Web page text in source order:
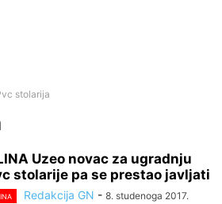
stolarija
Uzeo novac za ugradnju
stolarije pa se prestao javljati
Redakcija GN - 8. studenoga 2017.